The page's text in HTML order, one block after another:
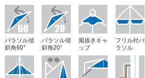
パラソル傾
斜角60°
パラソル傾
斜角20°
風抜きキャ
ップ
フリル付パ
ラソル